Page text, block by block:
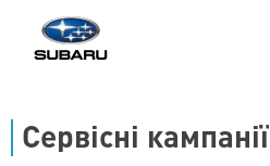
Сервісні кампанії